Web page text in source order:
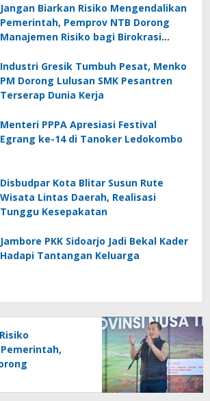
Jangan Biarkan Risiko Mengendalikan
Pemerintah, Pemprov NTB Dorong
Manajemen Risiko bagi Birokrasi
Industri Gresik Tumbuh Pesat, Menko
PM Dorong Lulusan SMK Pesantren
Terserap Dunia Kerja
Menteri PPPA Apresiasi Festival
Egrang ke-14 di Tanoker Ledokombo
Disbudpar Kota Blitar Susun Rute
Wisata Lintas Daerah, Realisasi
Tunggu Kesepakatan
Jambore PKK Sidoarjo Jadi Bekal Kader
Hadapi Tantangan Keluarga